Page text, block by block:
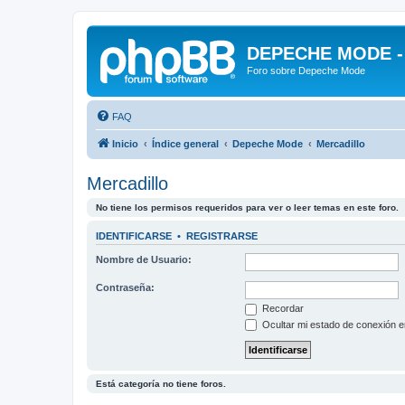
DEPECHE MODE
Foro sobre Depeche Mode
FAQ
Inicio Índice general Depeche Mode Mercadillo
Mercadillo
No tiene los permisos requeridos para ver o leer temas en este foro.
IDENTIFICARSE • REGISTRARSE
Nombre de Usuario:
Contraseña:
Recordar
Ocultar mi estado de conexión
Está categoría no tiene foros.